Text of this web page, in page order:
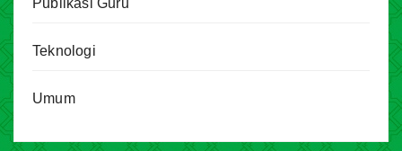
Teknologi
Umum